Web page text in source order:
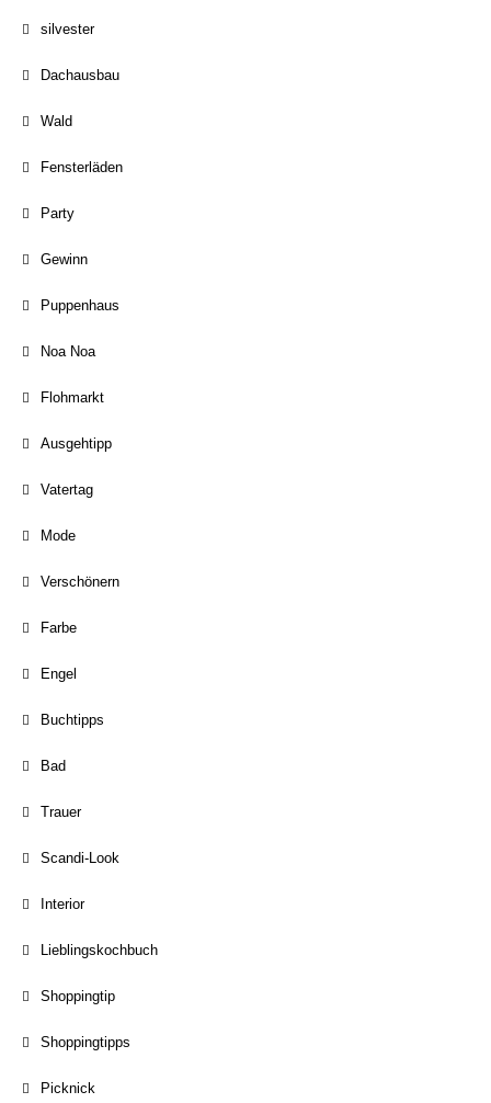
silvester
Dachausbau
Wald
Fensterläden
Party
Gewinn
Puppenhaus
Noa Noa
Flohmarkt
Ausgehtipp
Vatertag
Mode
Verschönern
Farbe
Engel
Buchtipps
Bad
Trauer
Scandi-Look
Interior
Lieblingskochbuch
Shoppingtip
Shoppingtipps
Picknick